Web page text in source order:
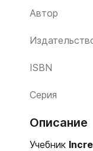
Автор
ISBN
Серия
Описание
Учебник